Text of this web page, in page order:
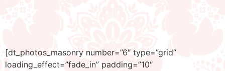
[dt_photos_masonry number=”6″ type=”grid”
loading_effect=”fade_in” padding=”10″